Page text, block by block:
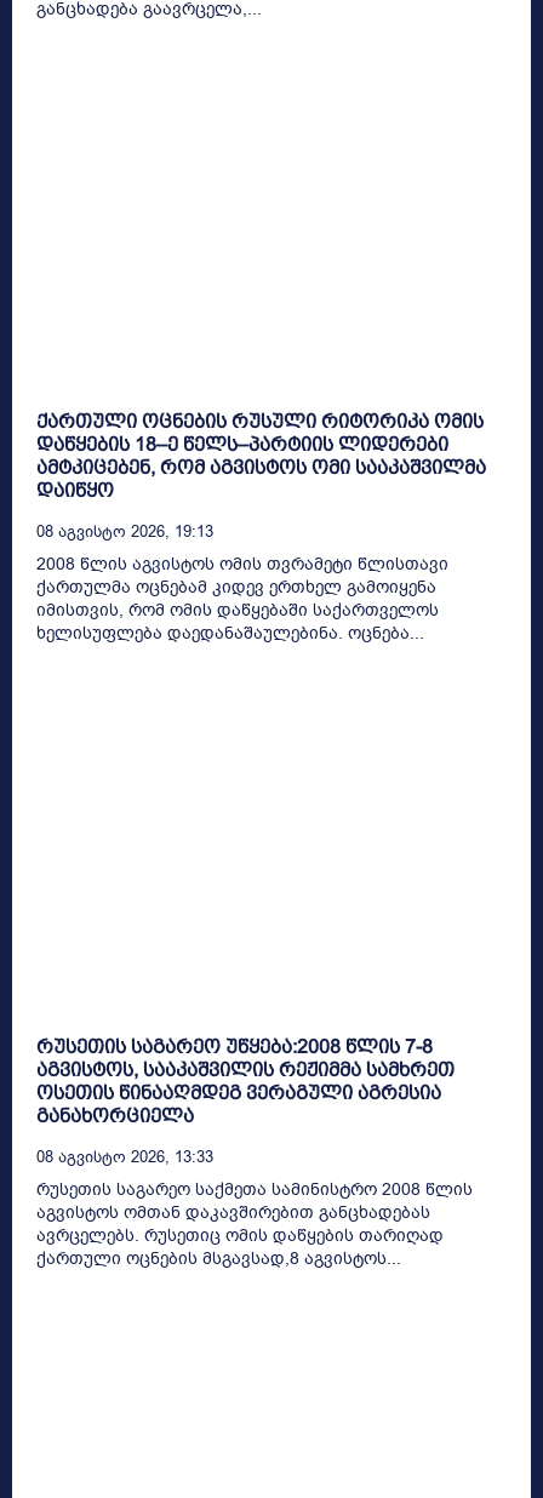
განცხადება გაავრცელა,...
ქართული ოცნების რუსული რიტორიკა ომის
დაწყების 18–ე წელს–პარტიის ლიდერები
ამტკიცებენ, რომ აგვისტოს ომი სააკაშვილმა
დაიწყო
08 Აგვისტო 2026, 19:13
2008 წლის აგვისტოს ომის თვრამეტი წლისთავი
ქართულმა ოცნებამ კიდევ ერთხელ გამოიყენა
იმისთვის, რომ ომის დაწყებაში საქართველოს
ხელისუფლება დაედანაშაულებინა. ოცნება...
რუსეთის საგარეო უწყება:2008 წლის 7-8
აგვისტოს, სააკაშვილის რეჟიმმა სამხრეთ
ოსეთის წინააღმდეგ ვერაგული აგრესია
განახორციელა
08 Აგვისტო 2026, 13:33
რუსეთის საგარეო საქმეთა სამინისტრო 2008 წლის
აგვისტოს ომთან დაკავშირებით განცხადებას
ავრცელებს. რუსეთიც ომის დაწყების თარიღად
ქართული ოცნების მსგავსად,8 აგვისტოს...